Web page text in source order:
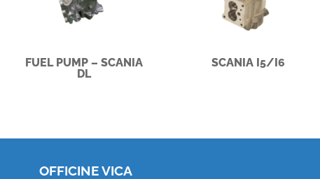
FUEL PUMP – SCANIA
DL
SCANIA I5/I6
OFFICINE VICA